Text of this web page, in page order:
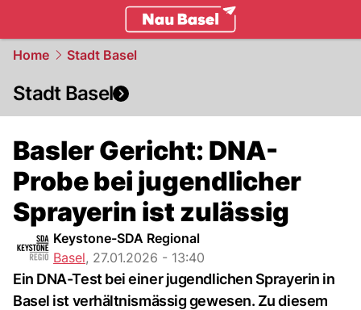
Home Stadt Basel
Stadt Basel
Basler Gericht: DNA-
Probe bei jugendlicher
Sprayerin ist zulässig
Keystone-SDA Regional
Basel, 27.01.2026 - 13:40
Ein DNA-Test bei einer jugendlichen Sprayerin in
Basel ist verhältnismässig gewesen. Zu diesem